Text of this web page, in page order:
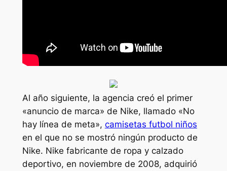
Al año siguiente, la agencia creó el primer
«anuncio de marca» de Nike, llamado «No
hay línea de meta», camisetas futbol niños
en el que no se mostró ningún producto de
Nike. Nike fabricante de ropa y calzado
deportivo, en noviembre de 2008, adquirió